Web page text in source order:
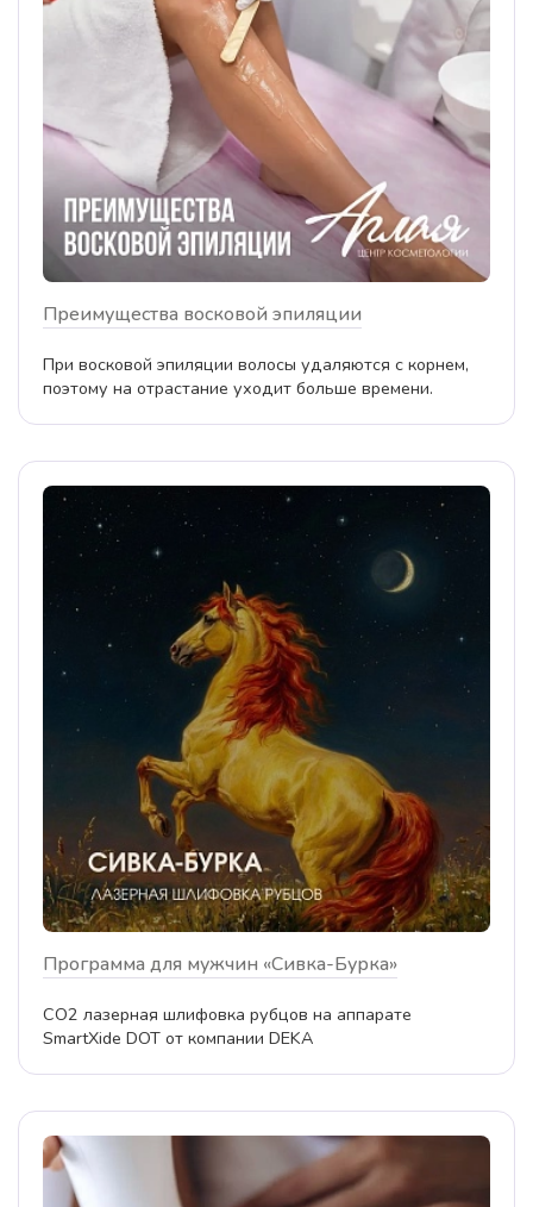
Преимущества восковой эпиляции
При восковой эпиляции волосы удаляются с корнем,
поэтому на отрастание уходит больше времени.
Программа для мужчин «Сивка-Бурка»
СО2 лазерная шлифовка рубцов на аппарате
SmartXide DOT от компании DEKA